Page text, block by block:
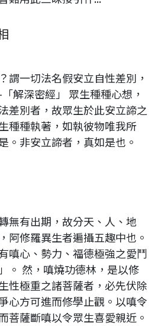
謂一切法名假安立自性差別，
解深密經」 眾生種種心想，
差別者，故眾生於此安立諦之
種種執著，如執彼物唯我所
。非安立諦者，真如是也。
無有出期，故分天、人、地
阿修羅異生者遍攝五趣中也。
嗔心、勢力、福德極強之愛鬥
。 然，嗔燒功德林，是以修
性極重之諸菩薩者，必先伏除
心方可進而修學止觀。以嗔令
菩薩斷嗔以令眾生喜愛親近。